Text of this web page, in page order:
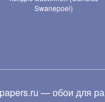
— обои для